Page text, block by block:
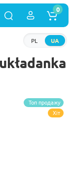
PL UA
0
Топ продажу
Хіт